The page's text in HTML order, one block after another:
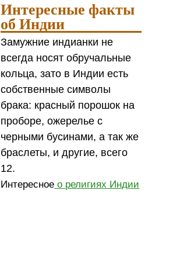
Интересные факты
об Индии
Замужние индианки не
всегда носят обручальные
кольца, зато в Индии есть
собственные символы
брака: красный порошок на
проборе, ожерелье с
черными бусинами, а так же
браслеты, и другие, всего
12.
Интересное о религиях Индии